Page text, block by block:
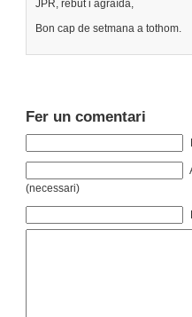
JPR, rebut i agraïda,
Bon cap de setmana a tothom.
Fer un comentari
(necessari)